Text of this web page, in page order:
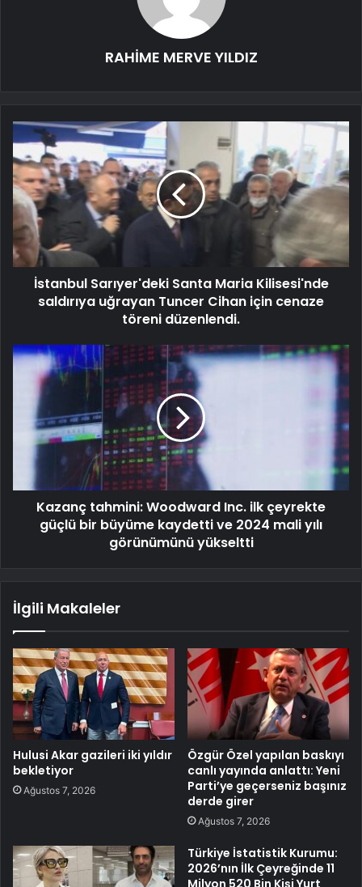
RAHİME MERVE YILDIZ
İstanbul Sarıyer'deki Santa Maria Kilisesi'nde
saldırıya uğrayan Tuncer Cihan için cenaze
töreni düzenlendi.
Kazanç tahmini: Woodward Inc. ilk çeyrekte
güçlü bir büyüme kaydetti ve 2024 mali yılı
görünümünü yükseltti
İlgili Makaleler
Hulusi Akar gazileri iki yıldır
bekletiyor
Ağustos 7, 2026
Özgür Özel yapılan baskıyı
canlı yayında anlattı: Yeni
Parti’ye geçerseniz başınız
derde girer
Ağustos 7, 2026
Türkiye İstatistik Kurumu:
2026’nın İlk Çeyreğinde 11
Milyon 520 Bin Kişi Yurt